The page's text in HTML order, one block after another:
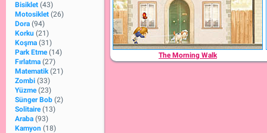
Bisiklet (43)
Motosiklet (26)
Dora (94)
Korku (21)
Koşma (31)
Park Etme (14)
Fırlatma (27)
Matematik (21)
Zombi (33)
Yüzme (23)
Sünger Bob (2)
Solitaire (13)
Araba (93)
Kamyon (18)
The Morning Walk